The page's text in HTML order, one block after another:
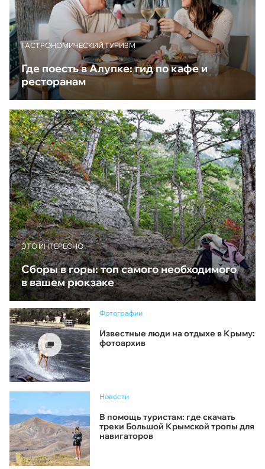
ГАСТРОНОМИЧЕСКИЙ ТУРИЗМ
Где поесть в Алупке: гид по кафе и
ресторанам
ЭТО ИНТЕРЕСНО
Сборы в горы: топ самого необходимого
в вашем рюкзаке
Фотографии
Известные люди на отдыхе в Крыму:
фотоархив
Новости
В помощь туристам: где скачать
треки Большой Крымской тропы для
навигаторов